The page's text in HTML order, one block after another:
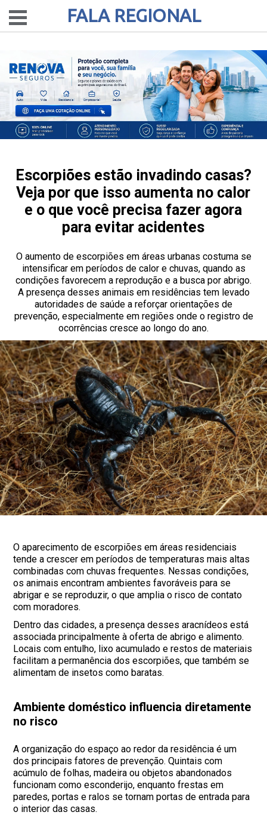
FALA REGIONAL
Escorpiões estão invadindo casas?
Veja por que isso aumenta no calor
e o que você precisa fazer agora
para evitar acidentes
O aumento de escorpiões em áreas urbanas costuma se
intensificar em períodos de calor e chuvas, quando as
condições favorecem a reprodução e a busca por abrigo.
A presença desses animais em residências tem levado
autoridades de saúde a reforçar orientações de
prevenção, especialmente em regiões onde o registro de
ocorrências cresce ao longo do ano.
O aparecimento de escorpiões em áreas residenciais
tende a crescer em períodos de temperaturas mais altas
combinadas com chuvas frequentes. Nessas condições,
os animais encontram ambientes favoráveis para se
abrigar e se reproduzir, o que amplia o risco de contato
com moradores.
Dentro das cidades, a presença desses aracnídeos está
associada principalmente à oferta de abrigo e alimento.
Locais com entulho, lixo acumulado e restos de materiais
facilitam a permanência dos escorpiões, que também se
alimentam de insetos como baratas.
Ambiente doméstico influencia diretamente
no risco
A organização do espaço ao redor da residência é um
dos principais fatores de prevenção. Quintais com
acúmulo de folhas, madeira ou objetos abandonados
funcionam como esconderijo, enquanto frestas em
paredes, portas e ralos se tornam portas de entrada para
o interior das casas.